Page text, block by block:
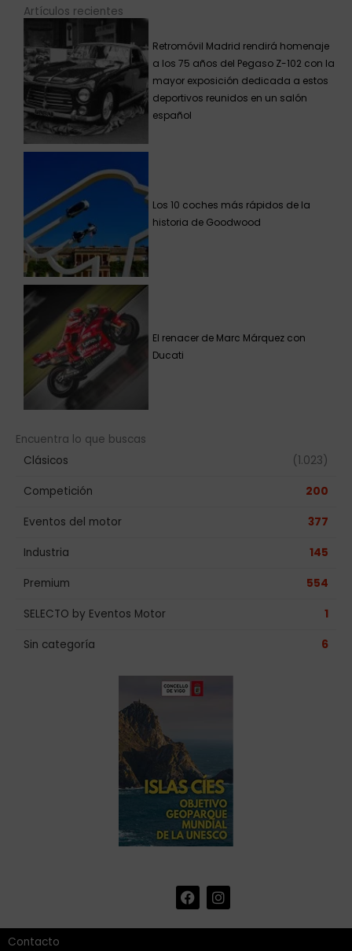
Artículos recientes
Retromóvil Madrid rendirá homenaje
a los 75 años del Pegaso Z-102 con la
mayor exposición dedicada a estos
deportivos reunidos en un salón
español
Los 10 coches más rápidos de la
historia de Goodwood
El renacer de Marc Márquez con
Ducati
Encuentra lo que buscas
Clásicos
(1.023)
Competición 200
Eventos del motor 377
Industria 145
Premium 554
SELECTO by Eventos Motor 1
Sin categoría 6
F
a
e
I
n
t
Contacto